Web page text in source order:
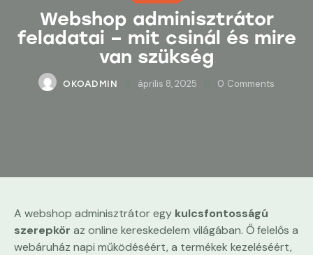
Webshop adminisztrátor
feladatai – mit csinál és mire
van szükség
OKOADMIN április 8, 2025 0 Comments
A webshop adminisztrátor egy kulcsfontosságú
szerepkör az online kereskedelem világában. Ő felelős a
webáruház napi működéséért, a termékek kezeléséért,